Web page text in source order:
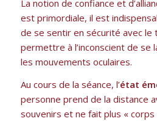
La notion de confiance et
est primordiale, il est
de se sentir en sécurité avec le
permettre à l’inconscient de se
les mouvements oculaires.
Au cours de la séance, l’état
personne prend de la distance
souvenirs et ne fait plus « corps